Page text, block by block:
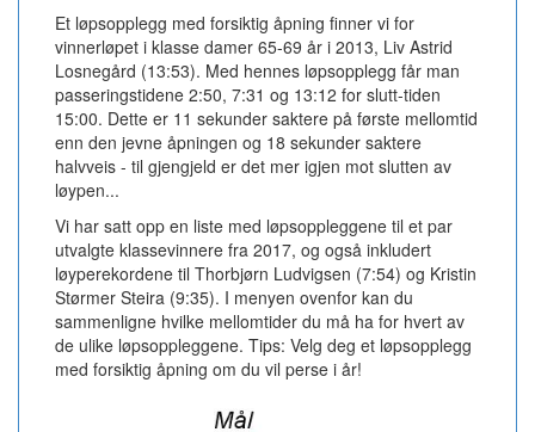
Et løpsopplegg med forsiktig åpning finner vi for
vinnerløpet i klasse damer 65-69 år i 2013, Liv Astrid
Losnegård (13:53). Med hennes løpsopplegg får man
passeringstidene 2:50, 7:31 og 13:12 for slutt-tiden
15:00. Dette er 11 sekunder saktere på første mellomtid
enn den jevne åpningen og 18 sekunder saktere
halvveis - til gjengjeld er det mer igjen mot slutten av
løypen...
Vi har satt opp en liste med løpsoppleggene til et par
utvalgte klassevinnere fra 2017, og også inkludert
løyperekordene til Thorbjørn Ludvigsen (7:54) og Kristin
Størmer Steira (9:35). I menyen ovenfor kan du
sammenligne hvilke mellomtider du må ha for hvert av
de ulike løpsoppleggene. Tips: Velg deg et løpsopplegg
med forsiktig åpning om du vil perse i år!